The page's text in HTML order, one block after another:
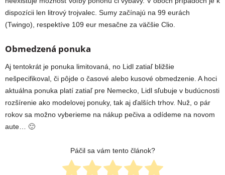
dispozícii len litrový trojvalec. Sumy začínajú na 99 eurách
(Twingo), respektíve 109 eur mesačne za väčšie Clio.
Obmedzená ponuka
Aj tentokrát je ponuka limitovaná, no Lidl zatiaľ bližšie
nešpecifikoval, či pôjde o časové alebo kusové obmedzenie. A hoci
aktuálna ponuka platí zatiaľ pre Nemecko, Lidl sľubuje v budúcnosti
rozšírenie ako modelovej ponuky, tak aj ďalších trhov. Nuž, o pár
rokov sa možno vyberieme na nákup pečiva a odídeme na novom
aute… 🙂
Páčil sa vám tento článok?